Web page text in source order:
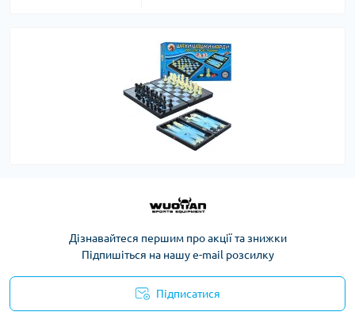
Дізнавайтеся першим про акції та знижки
Підпишіться на нашу e-mail розсилку
Підписатися